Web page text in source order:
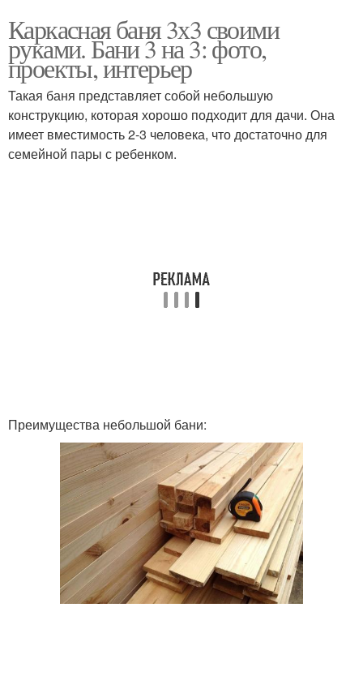
Каркасная баня 3х3 своими
руками. Бани 3 на 3: фото,
проекты, интерьер
Такая баня представляет собой небольшую
конструкцию, которая хорошо подходит для дачи. Она
имеет вместимость 2-3 человека, что достаточно для
семейной пары с ребенком.
Преимущества небольшой бани: